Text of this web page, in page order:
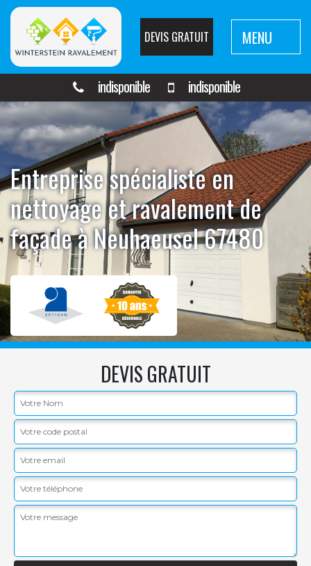
DEVIS GRATUIT MENU
indisponible indisponible
Entreprise spécialiste en
nettoyage et ravalement de
façade à Neuhaeusel 67480
DEVIS GRATUIT